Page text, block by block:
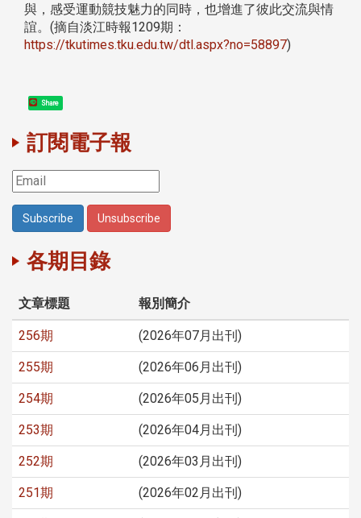
與，感受運動競技魅力的同時，也增進了彼此交流與情
誼。(摘自淡江時報1209期：
https://tkutimes.tku.edu.tw/dtl.aspx?no=58897)
Share
訂閱電子報
各期目錄
文章標題 報別簡介
256期 (2026年07月出刊)
255期 (2026年06月出刊)
254期 (2026年05月出刊)
253期 (2026年04月出刊)
252期 (2026年03月出刊)
251期 (2026年02月出刊)